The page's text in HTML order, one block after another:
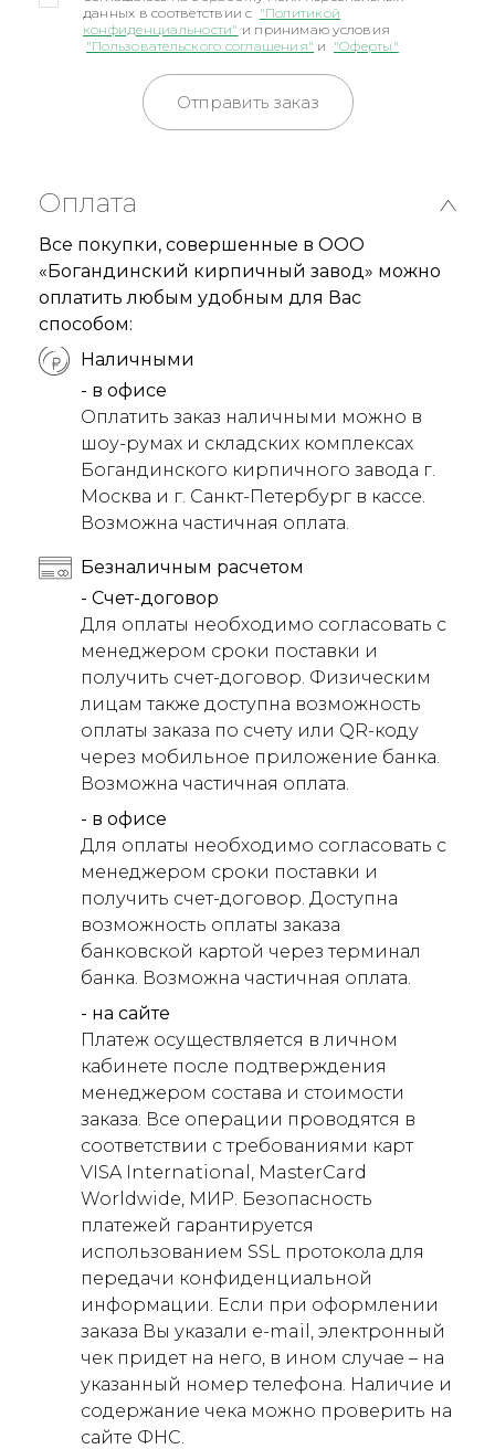
данных в соответствии с "Политикой
конфиденциальности" и принимаю условия
"Пользовательского соглашения" и "Оферты"
Отправить заказ
Оплата
Все покупки, совершенные в ООО
«Богандинский кирпичный завод» можно
оплатить любым удобным для Вас
способом:
Наличными
- в офисе
Оплатить заказ наличными можно в
шоу-румах и складских комплексах
Богандинского кирпичного завода г.
Москва и г. Санкт-Петербург в кассе.
Возможна частичная оплата.
Безналичным расчетом
- Счет-договор
Для оплаты необходимо согласовать с
менеджером сроки поставки и
получить счет-договор. Физическим
лицам также доступна возможность
оплаты заказа по счету или QR-коду
через мобильное приложение банка.
Возможна частичная оплата.
- в офисе
Для оплаты необходимо согласовать с
менеджером сроки поставки и
получить счет-договор. Доступна
возможность оплаты заказа
банковской картой через терминал
банка. Возможна частичная оплата.
- на сайте
Платеж осуществляется в личном
кабинете после подтверждения
менеджером состава и стоимости
заказа. Все операции проводятся в
соответствии с требованиями карт
VISA International, MasterCard
Worldwide, МИР. Безопасность
платежей гарантируется
использованием SSL протокола для
передачи конфиденциальной
информации. Если при оформлении
заказа Вы указали e-mail, электронный
чек придет на него, в ином случае – на
указанный номер телефона. Наличие и
содержание чека можно проверить на
сайте ФНС.